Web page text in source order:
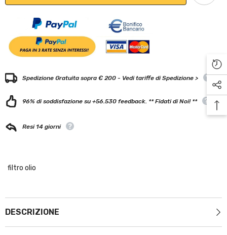
Spedizione Gratuita sopra € 200 - Vedi tariffe di Spedizione >
96% di soddisfazione su +56.530 feedback. ** Fidati di Noi! **
Resi 14 giorni
filtro olio
DESCRIZIONE